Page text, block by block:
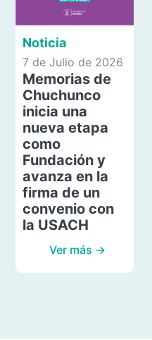
Noticia
7 de Julio de 2026
Memorias de
Chuchunco
inicia una
nueva etapa
como
Fundación y
avanza en la
firma de un
convenio con
la USACH
Ver más →